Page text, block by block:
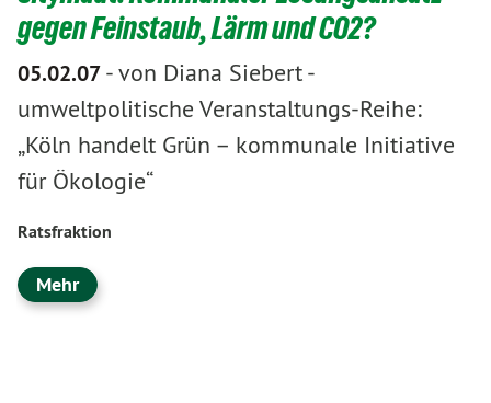
gegen Feinstaub, Lärm und CO2?
05.02.07-von Diana Siebert-
umweltpolitische Veranstaltungs-Reihe:
„Köln handelt Grün – kommunale Initiative
für Ökologie“
Ratsfraktion
Mehr